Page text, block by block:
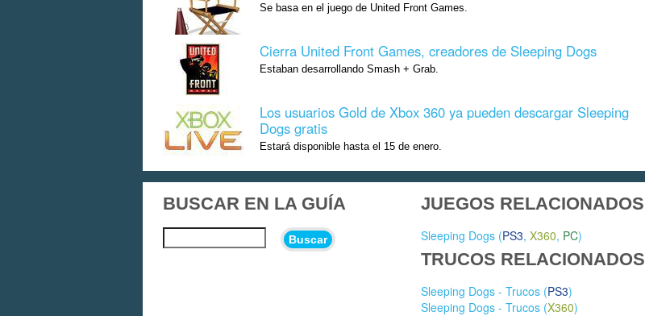
Se basa en el juego de United Front Games.
Cierra United Front Games, creadores de Sleeping Dogs
Estaban desarrollando Smash + Grab.
Los usuarios Gold de Xbox 360 ya pueden descargar Sleeping
Dogs gratis
Estará disponible hasta el 15 de enero.
BUSCAR EN LA GUÍA
Buscar
JUEGOS RELACIONADOS
Sleeping Dogs (PS3, X360, PC)
TRUCOS RELACIONADOS
Sleeping Dogs - Trucos (PS3)
Sleeping Dogs - Trucos (X360)